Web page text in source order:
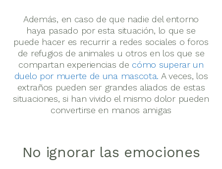
Además, en caso de que nadie del entorno
haya pasado por esta situación, lo que se
puede hacer es recurrir a redes sociales o foros
de refugios de animales u otros en los que se
compartan experiencias de cómo superar un
duelo por muerte de una mascota. A veces, los
extraños pueden ser grandes aliados de estas
situaciones, si han vivido el mismo dolor pueden
convertirse en manos amigas
No ignorar las emociones